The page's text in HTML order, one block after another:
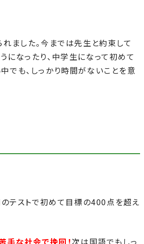
ました。今までは先生と約束して
になったり、中学生になって初めて
でも、しっかり時間がないことを意
テストで初めて目標の400点を超え
手な社会で挽回！次は国語でもしっ